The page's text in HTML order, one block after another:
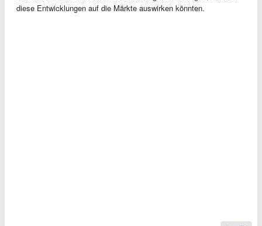
diese Entwicklungen auf die Märkte auswirken könnten.